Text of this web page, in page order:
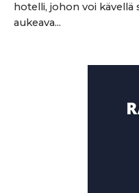
hotelli, johon voi kävellä
aukeava...